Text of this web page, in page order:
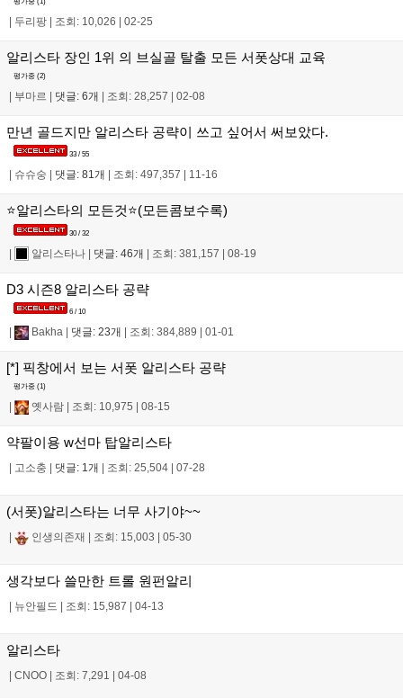
| 두리팡 | 조회: 10,026 | 02-25
알리스타 장인 1위 의 브실골 탈출 모든 서폿상대 교육
평가중 (2)
| 부마르 | 댓글: 6개 | 조회: 28,257 | 02-08
만년 골드지만 알리스타 공략이 쓰고 싶어서 써보았다.
33 / 55
슈슈숭 댓글: 81개 조회: 497,357 11-16
⭐알리스타의 모든것⭐(모든콤보수록)
30 / 32
| 알리스타나 | 댓글: 46개 | 조회: 381,157 | 08-19
D3 시즌8 알리스타 공략
6 / 10
Bakha 댓글: 23개 조회: 384,889 01-01
[*] 픽창에서 보는 서폿 알리스타 공략
평가중 (1)
옛사람 조회: 10,975 08-15
약팔이용 w선마 탑알리스타
고소충 댓글: 1개 조회: 25,504 07-28
(서폿)알리스타는 너무 사기야~~
인생의존재 조회: 15,003 05-30
생각보다 쓸만한 트롤 원펀알리
뉴안필드 조회: 15,987 04-13
알리스타
CNOO 조회: 7,291 04-08